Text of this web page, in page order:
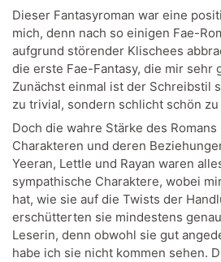
Dieser Fantasyroman war eine
mich, denn nach so einigen Fae-
aufgrund störender Klischees
die erste Fae-Fantasy, die mir sehr
Zunächst einmal ist der Schreibstil
zu trivial, sondern schlicht schön zu
Doch die wahre Stärke des
Charakteren und deren
Yeeran, Lettle und Rayan waren
sympathische Charaktere, wobei
hat, wie sie auf die Twists der
erschütterten sie mindestens
Leserin, denn obwohl sie gut
habe ich sie nicht kommen sehen.